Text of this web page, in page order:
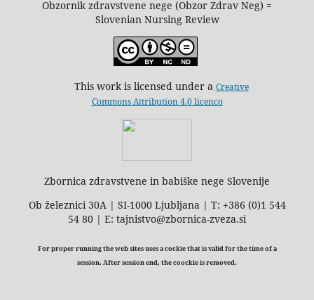
Obzornik zdravstvene nege (Obzor Zdrav Neg) =
Slovenian Nursing Review
This work is licensed under a Creative
Commons Attribution 4.0 licenco
Zbornica zdravstvene in babiške nege Slovenije
Ob železnici 30A | SI-1000 Ljubljana | T: +386 (0)1 544
54 80 | E: tajnistvo@zbornica-zveza.si
For proper running the web sites uses a cockie that is valid for the time of a
session. After session end, the coockie is removed.